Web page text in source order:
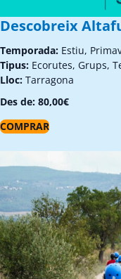
Descobreix
Temporada: Estiu,
Tipus: Ecorutes, Grups,
Lloc: Tarragona
Des de: 80,00€
COMPRAR